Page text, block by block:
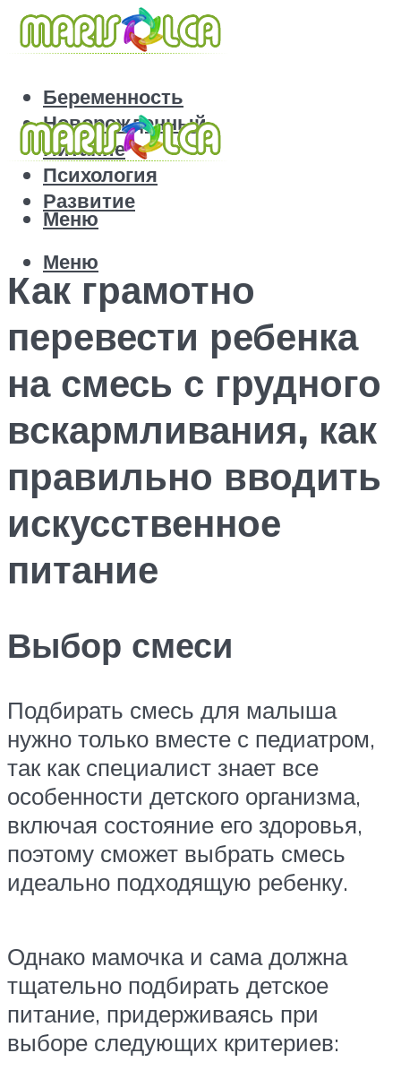
Беременность
Новорожденный
Питание
Психология
Развитие
Меню
Меню
Как грамотно
перевести ребенка
на смесь с грудного
вскармливания, как
правильно вводить
искусственное
питание
Выбор смеси
Подбирать смесь для малыша
нужно только вместе с педиатром,
так как специалист знает все
особенности детского организма,
включая состояние его здоровья,
поэтому сможет выбрать смесь
идеально подходящую ребенку.
Однако мамочка и сама должна
тщательно подбирать детское
питание, придерживаясь при
выборе следующих критериев: